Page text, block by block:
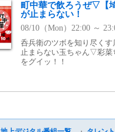
町中華で飲ろうぜ▽【
が止まらない！
08/10（Mon）22:00 ～
呑兵衛のツボを知り尽く
止まらない玉ちゃん▽彩菜
をグイッ！！